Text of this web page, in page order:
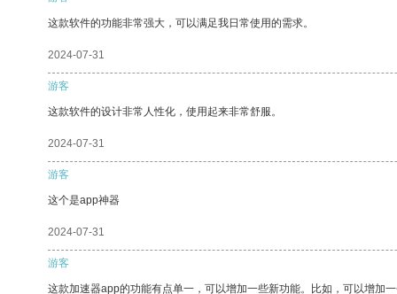
这款软件的功能非常强大，可以满足我日常使用的需求。
2024-07-31
游客
这款软件的设计非常人性化，使用起来非常舒服。
2024-07-31
游客
这个是app神器
2024-07-31
游客
这款加速器app的功能有点单一，可以增加一些新功能。比如，可以增加